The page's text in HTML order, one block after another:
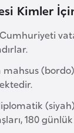
Kimler
180